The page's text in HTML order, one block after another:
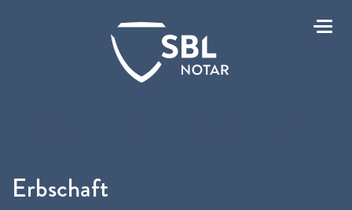
Erbschaft